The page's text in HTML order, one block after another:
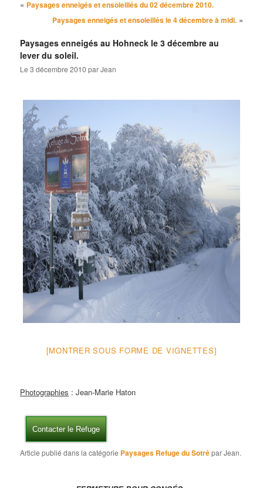
Navigation des articles
« Paysages enneigés et ensoleillés du 02 décembre 2010.
Paysages enneigés et ensoleillés le 4 décembre à midi.»
Paysages enneigés au Hohneck le 3 décembre au
lever du soleil.
Le3 décembre 2010 parJean
[MONTRER SOUS FORME DE VIGNETTES]
Photographies : Jean-Marie Haton
Contacter le Refuge
Article publié dans la catégorie Paysages Refuge du Sotrépar Jean.